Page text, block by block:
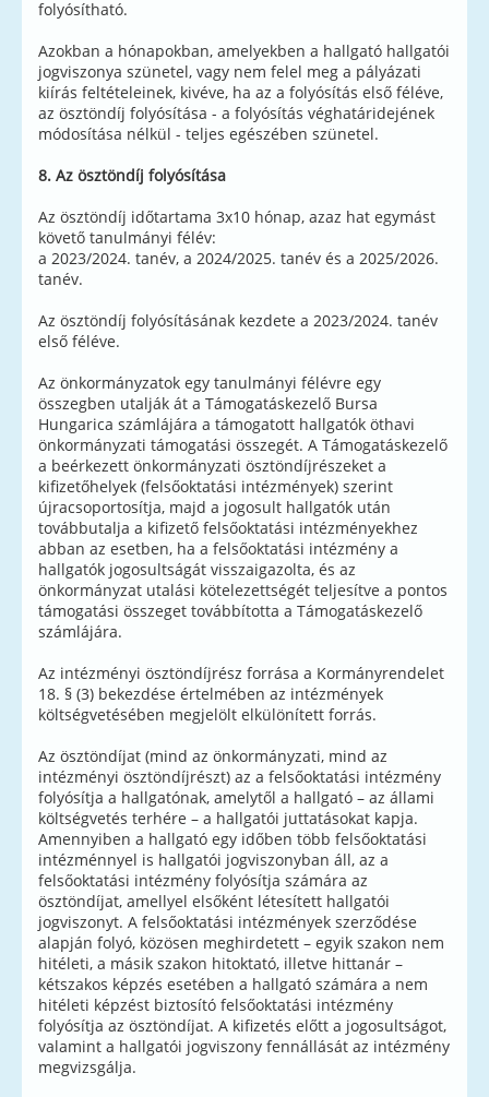
folyósítható.
Azokban a hónapokban, amelyekben a hallgató hallgatói
jogviszonya szünetel, vagy nem felel meg a pályázati
kiírás feltételeinek, kivéve, ha az a folyósítás első féléve,
az ösztöndíj folyósítása - a folyósítás véghatáridejének
módosítása nélkül - teljes egészében szünetel.
8. Az ösztöndíj folyósítása
Az ösztöndíj időtartama 3x10 hónap, azaz hat egymást
követő tanulmányi félév:
a 2023/2024. tanév, a 2024/2025. tanév és a 2025/2026.
tanév.
Az ösztöndíj folyósításának kezdete a 2023/2024. tanév
első féléve.
Az önkormányzatok egy tanulmányi félévre egy
összegben utalják át a Támogatáskezelő Bursa
Hungarica számlájára a támogatott hallgatók öthavi
önkormányzati támogatási összegét. A Támogatáskezelő
a beérkezett önkormányzati ösztöndíjrészeket a
kifizetőhelyek (felsőoktatási intézmények) szerint
újracsoportosítja, majd a jogosult hallgatók után
továbbutalja a kifizető felsőoktatási intézményekhez
abban az esetben, ha a felsőoktatási intézmény a
hallgatók jogosultságát visszaigazolta, és az
önkormányzat utalási kötelezettségét teljesítve a pontos
támogatási összeget továbbította a Támogatáskezelő
számlájára.
Az intézményi ösztöndíjrész forrása a Kormányrendelet
18. § (3) bekezdése értelmében az intézmények
költségvetésében megjelölt elkülönített forrás.
Az ösztöndíjat (mind az önkormányzati, mind az
intézményi ösztöndíjrészt) az a felsőoktatási intézmény
folyósítja a hallgatónak, amelytől a hallgató – az állami
költségvetés terhére – a hallgatói juttatásokat kapja.
Amennyiben a hallgató egy időben több felsőoktatási
intézménnyel is hallgatói jogviszonyban áll, az a
felsőoktatási intézmény folyósítja számára az
ösztöndíjat, amellyel elsőként létesített hallgatói
jogviszonyt. A felsőoktatási intézmények szerződése
alapján folyó, közösen meghirdetett – egyik szakon nem
hitéleti, a másik szakon hitoktató, illetve hittanár –
kétszakos képzés esetében a hallgató számára a nem
hitéleti képzést biztosító felsőoktatási intézmény
folyósítja az ösztöndíjat. A kifizetés előtt a jogosultságot,
valamint a hallgatói jogviszony fennállását az intézmény
megvizsgálja.